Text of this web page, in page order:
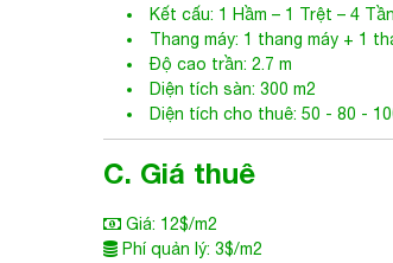
Kết cấu: 1 Hầm – 1 Trệt – 4
Thang máy: 1 thang máy + 1
Độ cao trần: 2.7 m
Diện tích sàn: 300 m2
Diện tích cho thuê: 50 - 80 -
C. Giá thuê
Giá: 12$/m2
Phí quản lý: 3$/m2